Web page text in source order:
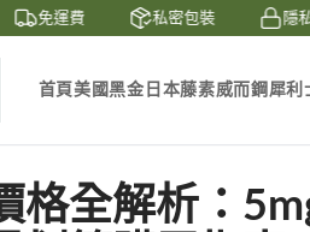
免運費 私密包裝 隱私保
首頁美國黑金 日本藤素威而鋼 犀利
格全解析：